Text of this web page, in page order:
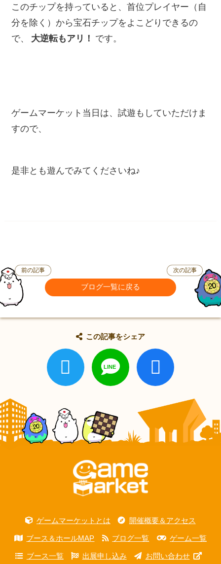
このチップを持っていると、首位プレイヤー（自
分を除く）から宝石チップをよこどりできるの
で、
大逆転もアリ！ です。
ゲームマーケット当日は、試遊もしていただけま
すので、
是非とも遊んでみてくださいね♪
前の記事
ブログ一覧に戻る
次の記事
この記事をシェア
ゲームマーケットとは 開催概要＆アクセス
ブース＆ホールMAP ブログ一覧 ゲーム一覧
ブース一覧 出展申し込み お問い合わせ